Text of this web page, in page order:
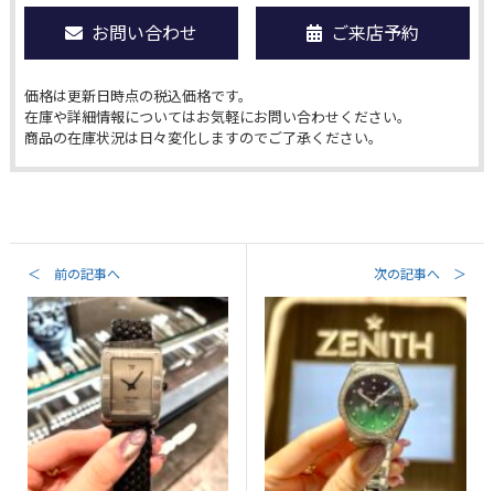
お問い合わせ ご来店予約
価格は更新日時点の税込価格です。
在庫や詳細情報についてはお気軽にお問い合わせください。
商品の在庫状況は日々変化しますのでご了承ください。
＜ 前の記事へ 次の記事へ ＞